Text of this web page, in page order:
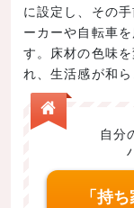
に設定し、その
ーカーや自転車
す。床材の色味
れ、生活感が和ら
自分
「持